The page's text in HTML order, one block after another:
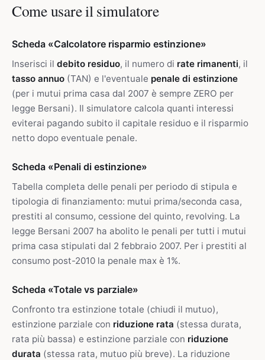
Come usare il simulatore
Scheda «Calcolatore risparmio estinzione»
Inserisci il debito residuo, il numero di rate rimanenti, il
tasso annuo (TAN) e l'eventuale penale di estinzione
(per i mutui prima casa dal 2007 è sempre ZERO per
legge Bersani). Il simulatore calcola quanti interessi
eviterai pagando subito il capitale residuo e il risparmio
netto dopo eventuale penale.
Scheda «Penali di estinzione»
Tabella completa delle penali per periodo di stipula e
tipologia di finanziamento: mutui prima/seconda casa,
prestiti al consumo, cessione del quinto, revolving. La
legge Bersani 2007 ha abolito le penali per tutti i mutui
prima casa stipulati dal 2 febbraio 2007. Per i prestiti al
consumo post-2010 la penale max è 1%.
Scheda «Totale vs parziale»
Confronto tra estinzione totale (chiudi il mutuo),
estinzione parziale con riduzione rata (stessa durata,
rata più bassa) e estinzione parziale con riduzione
durata (stessa rata, mutuo più breve). La riduzione